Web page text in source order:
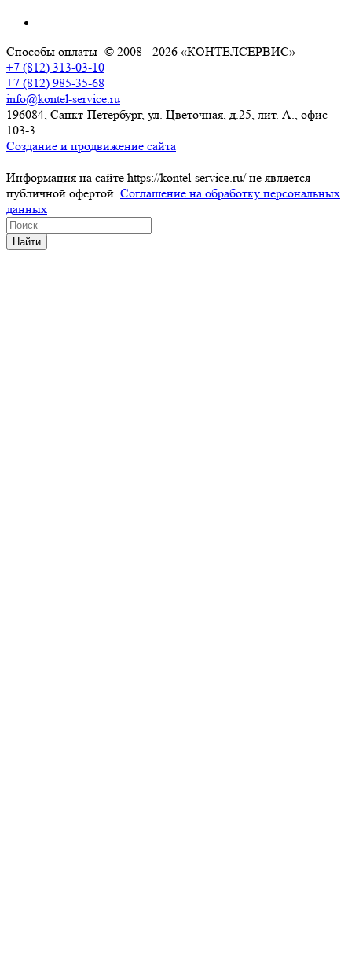
Способы оплаты © 2008 - 2026 «КОНТЕЛСЕРВИС»
+7 (812) 313-03-10
+7 (812) 985-35-68
info@kontel-service.ru
196084, Санкт-Петербург, ул. Цветочная, д.25, лит. А., офис
103-3
Создание и продвижение сайта
Информация на сайте https://kontel-service.ru/ не является
публичной офертой. Соглашение на обработку персональных
данных
Найти